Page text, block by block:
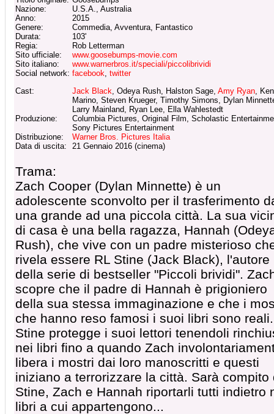
Nazione:
U.S.A., Australia
Anno:
2015
Genere:
Commedia, Avventura, Fantastico
Durata:
103'
Regia:
Rob Letterman
Sito ufficiale:
www.goosebumps-movie.com
Sito italiano:
www.warnerbros.it/speciali/piccolibrividi
Social network: facebook, twitter
Cast:
Jack Black, Odeya Rush, Halston Sage, Amy Ryan, Ken
Marino, Steven Krueger, Timothy Simons, Dylan
Larry Mainland, Ryan Lee, Ella Wahlestedt
Produzione:
Columbia Pictures, Original Film, Scholastic
Sony Pictures Entertainment
Distribuzione:
Warner Bros. Pictures Italia
Data di uscita:
21 Gennaio 2016 (cinema)
Trama:
Zach Cooper (Dylan Minnette) è un
adolescente sconvolto per il trasferimento
una grande ad una piccola città. La sua
di casa è una bella ragazza, Hannah
Rush), che vive con un padre misterioso
rivela essere RL Stine (Jack Black), l'autore
della serie di bestseller "Piccoli brividi".
scopre che il padre di Hannah è prigioniero
della sua stessa immaginazione e che i
che hanno reso famosi i suoi libri sono reali.
Stine protegge i suoi lettori tenendoli
nei libri fino a quando Zach
libera i mostri dai loro manoscritti e questi
iniziano a terrorizzare la città. Sarà compito
Stine, Zach e Hannah riportarli tutti indietro
libri a cui appartengono...